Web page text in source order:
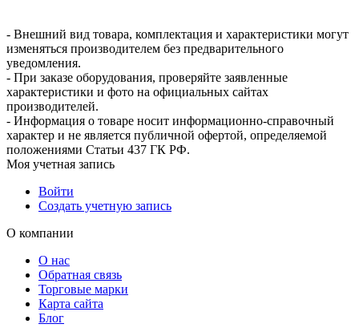
- Внешний вид товара, комплектация и характеристики могут
изменяться производителем без предварительного
уведомления.
- При заказе оборудования, проверяйте заявленные
характеристики и фото на официальных сайтах
производителей.
- Информация о товаре носит информационно-справочный
характер и не является публичной офертой, определяемой
положениями Статьи 437 ГК РФ.
Моя учетная запись
Войти
Создать учетную запись
О компании
О нас
Обратная связь
Торговые марки
Карта сайта
Блог